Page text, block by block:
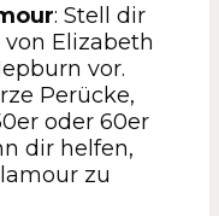
: Stell dir
Elizabeth
vor.
Perücke,
oder 60er
dir helfen,
zu